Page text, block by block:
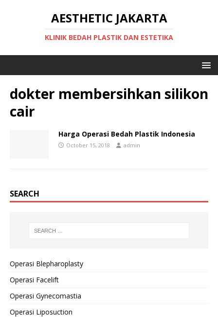
AESTHETIC JAKARTA
KLINIK BEDAH PLASTIK DAN ESTETIKA
dokter membersihkan silikon
cair
Harga Operasi Bedah Plastik Indonesia
October 15, 2018 admin
SEARCH
Operasi Blepharoplasty
Operasi Facelift
Operasi Gynecomastia
Operasi Liposuction